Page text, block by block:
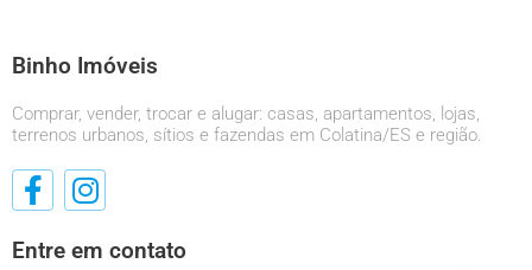
Binho Imóveis
Comprar, vender, trocar e alugar: casas, apartamentos, lojas,
terrenos urbanos, sítios e fazendas em Colatina/ES e região.
Entre em contato